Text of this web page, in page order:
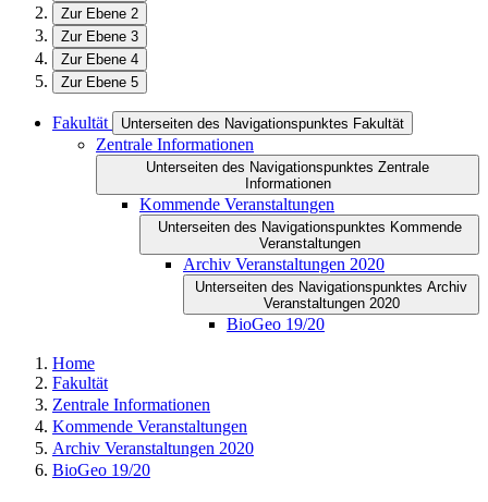
Zur Ebene 2
Zur Ebene 3
Zur Ebene 4
Zur Ebene 5
Fakultät Unterseiten des Navigationspunktes Fakultät
Zentrale Informationen
Unterseiten des Navigationspunktes Zentrale
Informationen
Kommende Veranstaltungen
Unterseiten des Navigationspunktes Kommende
Veranstaltungen
Archiv Veranstaltungen 2020
Unterseiten des Navigationspunktes Archiv
Veranstaltungen 2020
BioGeo 19/20
Home
Fakultät
Zentrale Informationen
Kommende Veranstaltungen
Archiv Veranstaltungen 2020
BioGeo 19/20